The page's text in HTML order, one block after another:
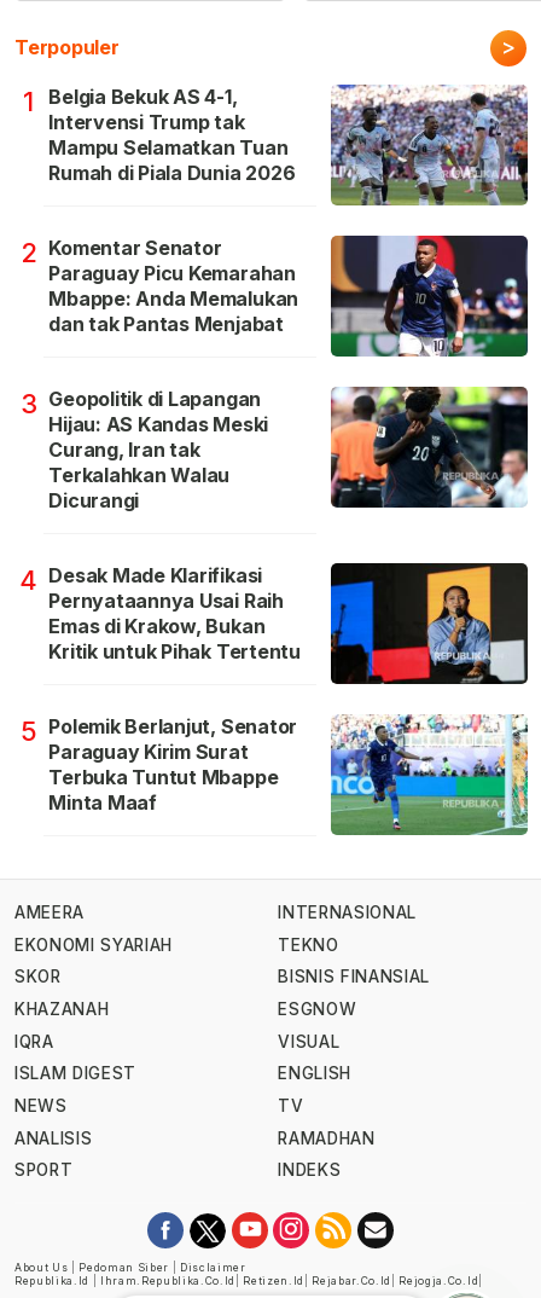
Terpopuler >
1
Belgia Bekuk AS 4-1,
Intervensi Trump tak
Mampu Selamatkan Tuan
Rumah di Piala Dunia 2026
2 Komentar Senator
Paraguay Picu Kemarahan
Mbappe: Anda Memalukan
dan tak Pantas Menjabat
3 Geopolitik di Lapangan
Hijau: AS Kandas Meski
Curang, Iran tak
Terkalahkan Walau
Dicurangi
4 Desak Made Klarifikasi
Pernyataannya Usai Raih
Emas di Krakow, Bukan
Kritik untuk Pihak Tertentu
5 Polemik Berlanjut, Senator
Paraguay Kirim Surat
Terbuka Tuntut Mbappe
Minta Maaf
AMEERA
EKONOMI SYARIAH
SKOR
KHAZANAH
IQRA
ISLAM DIGEST
NEWS
ANALISIS
SPORT
INTERNASIONAL
TEKNO
BISNIS FINANSIAL
ESGNOW
VISUAL
ENGLISH
TV
RAMADHAN
INDEKS
About Us Pedoman Siber
Disclaimer
Republika.id
Ihram.republika.co.id Retizen.id Rejabar.co.id Rejogja.co.id